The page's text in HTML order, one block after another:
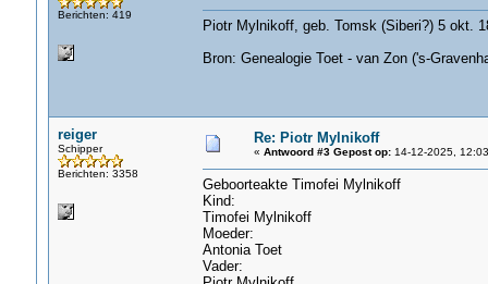
Berichten: 419
Piotr Mylnikoff, geb. Tomsk (Siberi?) 5 okt.
Bron: Genealogie Toet - van Zon ('s-
reiger
Schipper
Berichten: 3358
Re: Piotr Mylnikoff
« Antwoord #3 Gepost op:14-12-2025,
Geboorteakte Timofei Mylnikoff
Kind:
Timofei Mylnikoff
Moeder:
Antonia Toet
Vader: